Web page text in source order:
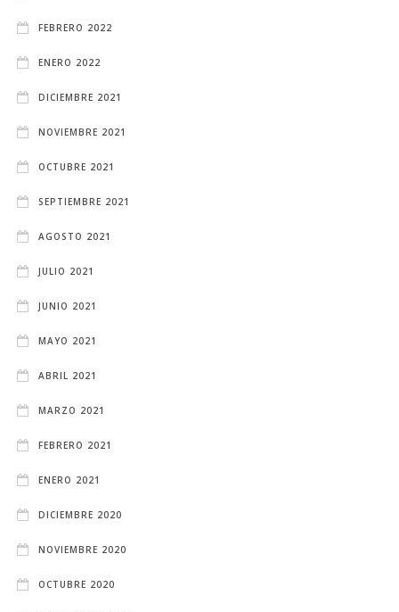
FEBRERO 2022
ENERO 2022
DICIEMBRE 2021
NOVIEMBRE 2021
OCTUBRE 2021
SEPTIEMBRE 2021
AGOSTO 2021
JULIO 2021
JUNIO 2021
MAYO 2021
ABRIL 2021
MARZO 2021
FEBRERO 2021
ENERO 2021
DICIEMBRE 2020
NOVIEMBRE 2020
OCTUBRE 2020